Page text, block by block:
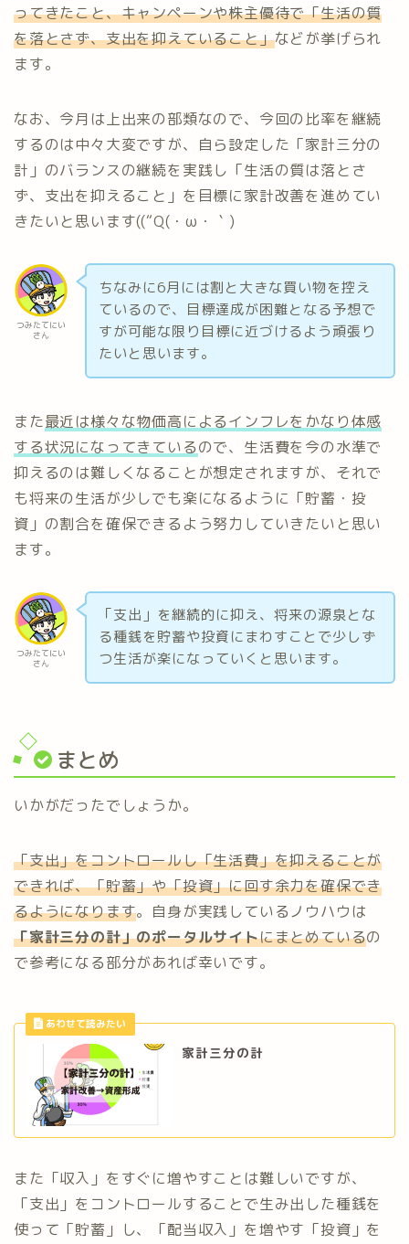
ってきたこと、キャンペーンや株主優待で「生活の質
を落とさず、支出を抑えていること」などが挙げられ
ます。
なお、今月は上出来の部類なので、今回の比率を継続
するのは中々大変ですが、自ら設定した「家計三分の
計」のバランスの継続を実践し「生活の質は落とさ
ず、支出を抑えること」を目標に家計改善を進めてい
きたいと思います((“Q(・ω・｀)
つみたてにい
さん
ちなみに6月には割と大きな買い物を控え
ているので、目標達成が困難となる予想で
すが可能な限り目標に近づけるよう頑張り
たいと思います。
また最近は様々な物価高によるインフレをかなり体感
する状況になってきているので、生活費を今の水準で
抑えるのは難しくなることが想定されますが、それで
も将来の生活が少しでも楽になるように「貯蓄・投
資」の割合を確保できるよう努力していきたいと思い
ます。
つみたてにい
さん
「支出」を継続的に抑え、将来の源泉とな
る種銭を貯蓄や投資にまわすことで少しず
つ生活が楽になっていくと思います。
まとめ
いかがだったでしょうか。
「支出」をコントロールし「生活費」を抑えることが
できれば、「貯蓄」や「投資」に回す余力を確保でき
るようになります。自身が実践しているノウハウは
「家計三分の計」のポータルサイトにまとめているの
で参考になる部分があれば幸いです。
家計三分の計
また「収入」をすぐに増やすことは難しいですが、
「支出」をコントロールすることで生み出した種銭を
使って「貯蓄」し、「配当収入」を増やす「投資」を